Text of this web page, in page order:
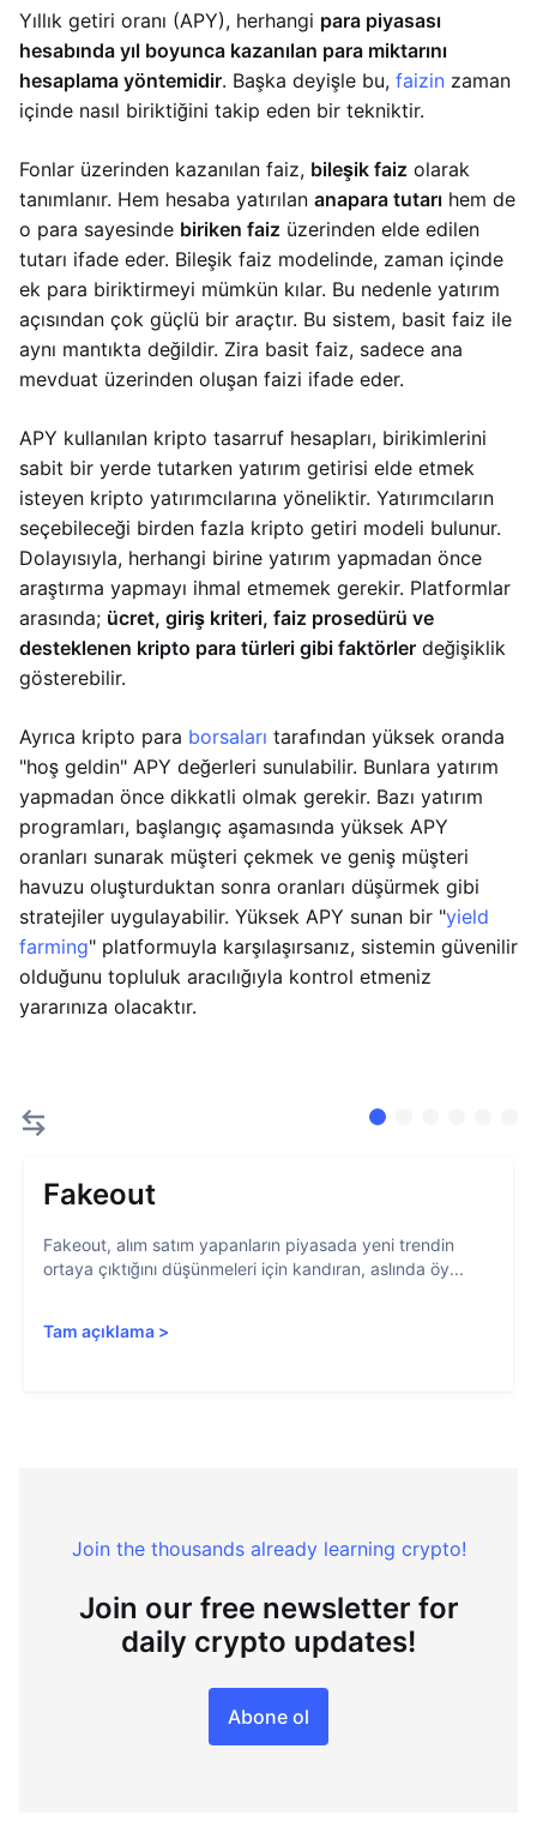
Yıllık getiri oranı (APY), herhangi para piyasası
hesabında yıl boyunca kazanılan para miktarını
hesaplama yöntemidir. Başka deyişle bu, faizin zaman
içinde nasıl biriktiğini takip eden bir tekniktir.
Fonlar üzerinden kazanılan faiz, bileşik faiz olarak
tanımlanır. Hem hesaba yatırılan anapara tutarı hem de
o para sayesinde biriken faiz üzerinden elde edilen
tutarı ifade eder. Bileşik faiz modelinde, zaman içinde
ek para biriktirmeyi mümkün kılar. Bu nedenle yatırım
açısından çok güçlü bir araçtır. Bu sistem, basit faiz ile
aynı mantıkta değildir. Zira basit faiz, sadece ana
mevduat üzerinden oluşan faizi ifade eder.
APY kullanılan kripto tasarruf hesapları, birikimlerini
sabit bir yerde tutarken yatırım getirisi elde etmek
isteyen kripto yatırımcılarına yöneliktir. Yatırımcıların
seçebileceği birden fazla kripto getiri modeli bulunur.
Dolayısıyla, herhangi birine yatırım yapmadan önce
araştırma yapmayı ihmal etmemek gerekir. Platformlar
arasında; ücret, giriş kriteri, faiz prosedürü ve
desteklenen kripto para türleri gibi faktörler değişiklik
gösterebilir.
Ayrıca kripto para borsaları tarafından yüksek oranda
"hoş geldin" APY değerleri sunulabilir. Bunlara yatırım
yapmadan önce dikkatli olmak gerekir. Bazı yatırım
programları, başlangıç aşamasında yüksek APY
oranları sunarak müşteri çekmek ve geniş müşteri
havuzu oluşturduktan sonra oranları düşürmek gibi
stratejiler uygulayabilir. Yüksek APY sunan bir "yield
farming" platformuyla karşılaşırsanız, sistemin güvenilir
olduğunu topluluk aracılığıyla kontrol etmeniz
yararınıza olacaktır.
Fakeout
Fakeout, alım satım yapanların piyasada yeni trendin
ortaya çıktığını düşünmeleri için kandıran, aslında öy...
Tam açıklama >
Join the thousands already learning crypto!
Join our free newsletter for
daily crypto updates!
Abone ol